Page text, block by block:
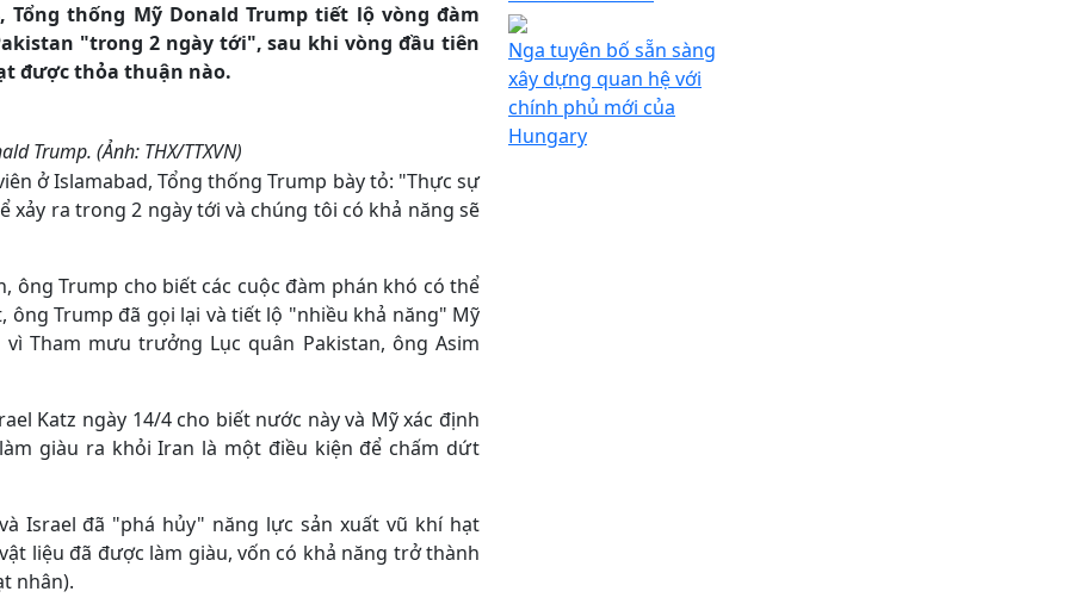
Tổng thống Mỹ Donald Trump tiết lộ vòng đàm
"trong 2 ngày tới", sau khi vòng đầu tiên
được thỏa thuận nào.
Trump. (Ảnh: THX/TTXVN)
ở Islamabad, Tổng thống Trump bày tỏ: "Thực sự
xảy ra trong 2 ngày tới và chúng tôi có khả năng sẽ
ông Trump cho biết các cuộc đàm phán khó có thể
Trump đã gọi lại và tiết lộ "nhiều khả năng" Mỹ
Tham mưu trưởng Lục quân Pakistan, ông Asim
Katz ngày 14/4 cho biết nước này và Mỹ xác định
giàu ra khỏi Iran là một điều kiện để chấm dứt
Israel đã "phá hủy" năng lực sản xuất vũ khí hạt
liệu đã được làm giàu, vốn có khả năng trở thành
nhân).
Nga tuyên bố sẵn sàng
xây dựng quan hệ với
chính phủ mới của
Hungary